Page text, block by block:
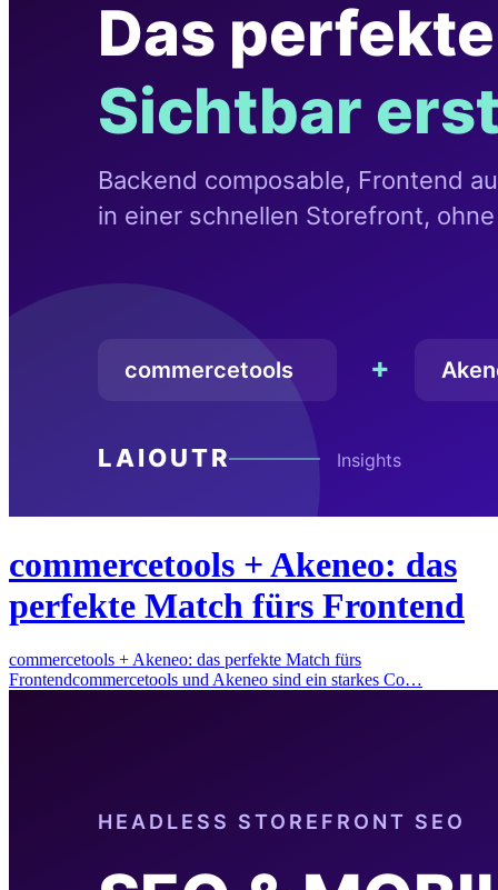
commercetools + Akeneo: das
perfekte Match fürs Frontend
commercetools + Akeneo: das perfekte Match fürs
Frontendcommercetools und Akeneo sind ein starkes Co…